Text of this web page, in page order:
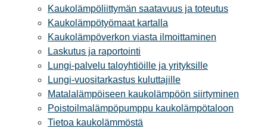
Kaukolämpöliittymän saatavuus ja toteutus
Kaukolämpötyömaat kartalla
Kaukolämpöverkon viasta ilmoittaminen
Laskutus ja raportointi
Lungi-palvelu taloyhtiöille ja yrityksille
Lungi-vuositarkastus kuluttajille
Matalalämpöiseen kaukolämpöön siirtyminen
Poistoilmalämpöpumppu kaukolämpötaloon
Tietoa kaukolämmöstä